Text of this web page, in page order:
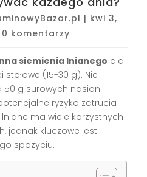
| kwi 3,
0 komentarzy
siemienia lnianego dla
stołowe (15-30 g). Nie
50 g surowych nasion
ryzyko zatrucia
ma wiele korzystnych
jednak kluczowe jest
spożyciu.